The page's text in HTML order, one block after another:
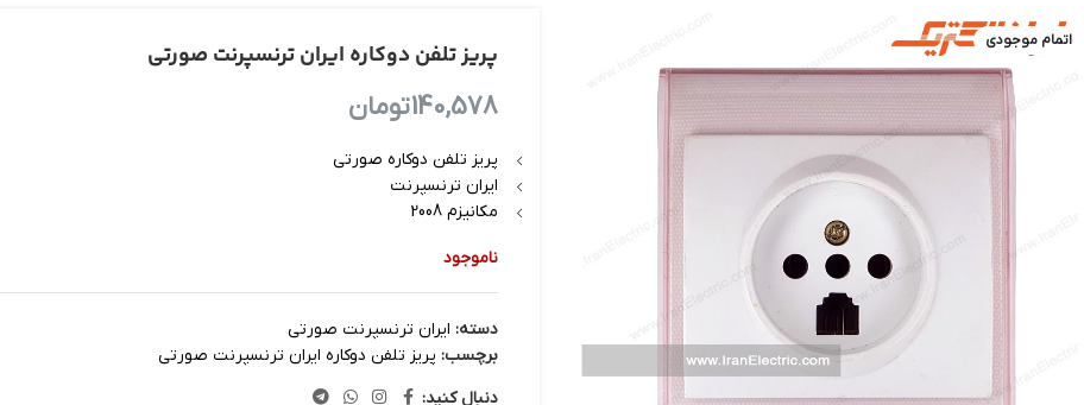
اتمام موجودی پریز تلفن دوکاره ایران ترنسپرنت صورتی
140,578تومان
پریز تلفن دوکاره صورتی
ایران ترنسپرنت
مکانیزم 2008
ناموجود
دسته: ایران ترنسپرنت صورتی
برچسب: پریز تلفن دوکاره ایران ترنسپرنت صورتی
دنبال کنید: